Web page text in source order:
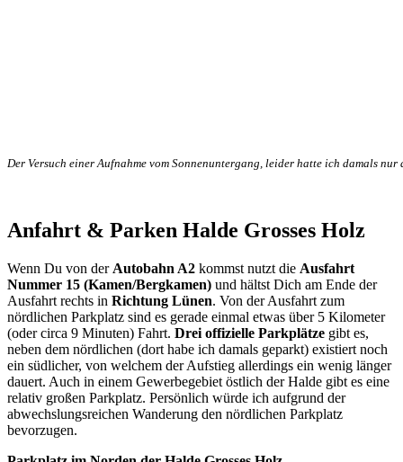
Der Versuch einer Aufnahme vom Sonnenuntergang, leider hatte ich damals nur
Anfahrt & Parken Halde Grosses Holz
Wenn Du von der Autobahn A2 kommst nutzt die Ausfahrt
Nummer 15 (Kamen/Bergkamen) und hältst Dich am Ende der
Ausfahrt rechts in Richtung Lünen. Von der Ausfahrt zum
nördlichen Parkplatz sind es gerade einmal etwas über 5 Kilometer
(oder circa 9 Minuten) Fahrt. Drei offizielle Parkplätze gibt es,
neben dem nördlichen (dort habe ich damals geparkt) existiert noch
ein südlicher, von welchem der Aufstieg allerdings ein wenig länger
dauert. Auch in einem Gewerbegebiet östlich der Halde gibt es eine
relativ großen Parkplatz. Persönlich würde ich aufgrund der
abwechslungsreichen Wanderung den nördlichen Parkplatz
bevorzugen.